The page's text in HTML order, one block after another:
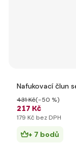
Nafukovací člun
217 Kč
431 Kč(-50 %)
179 Kč bez DPH
+ 7 bodů